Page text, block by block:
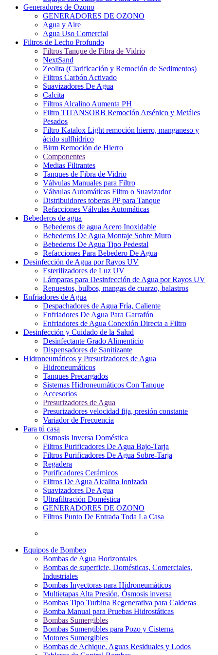
Generadores de Ozono
GENERADORES DE OZONO
Agua y Aire
Agua Uso Comercial
Filtros de Lecho Profundo
Filtros Tanque de Fibra de Vidrio
NextSand
Zeolita (Clarificación y Remoción de Sedimentos)
Filtros Carbón Activado
Suavizadores De Agua
Calcita
Filtros Alcalino Aumenta PH
Filtro TITANSORB Remoción Arsénico y Metáles
Pesados
Filtro Katalox Light remoción hierro, manganeso y
ácido sulfhídrico
Birm Remoción de Hierro
Componentes
Medias Filtrantes
Tanques de Fibra de Vidrio
Válvulas Manuales para Filtro
Válvulas Automáticas Filtro o Suavizador
Distribuidores toberas PP para Tanque
Refacciones Válvulas Automáticas
Bebederos de agua
Bebederos de agua Acero Inoxidable
Bebederos De Agua Montaje Sobre Muro
Bebederos De Agua Tipo Pedestal
Refacciones Para Bebedero De Agua
Desinfección de Agua por Rayos UV
Esterilizadores de Luz UV
Lámparas para Desinfección de Agua por Rayos UV
Repuestos, bulbos, mangas de cuarzo, balastros
Enfriadores de Agua
Despachadores de Agua Fría, Caliente
Enfriadores De Agua Para Garrafón
Enfriadores de Agua Conexión Directa a Filtro
Desinfección y Cuidado de la Salud
Desinfectante Grado Alimenticio
Dispensadores de Sanitizante
Hidroneumáticos y Presurizadores de Agua
Hidroneumáticos
Tanques Precargados
Sistemas Hidroneumáticos Con Tanque
Accesorios
Presurizadores de Agua
Presurizadores velocidad fija, presión constante
Variador de Frecuencia
Para tú casa
Osmosis Inversa Doméstica
Filtros Purificadores De Agua Bajo-Tarja
Filtros Purificadores De Agua Sobre-Tarja
Regadera
Purificadores Cerámicos
Filtros De Agua Alcalina Ionizada
Suavizadores De Agua
Ultrafiltración Doméstica
GENERADORES DE OZONO
Filtros Punto De Entrada Toda La Casa
Equipos de Bombeo
Bombas de Agua Horizontales
Bombas de superficie, Domésticas, Comerciales,
Industriales
Bombas Inyectoras para Hidroneumáticos
Multietapas Alta Presión, Ósmosis inversa
Bombas Tipo Turbina Regenerativa para Calderas
Bomba Manual para Pruebas Hidrostáticas
Bombas Sumergibles
Bombas Sumergibles para Pozo y Cisterna
Motores Sumergibles
Bombas de Achique, Aguas Residuales y Lodos